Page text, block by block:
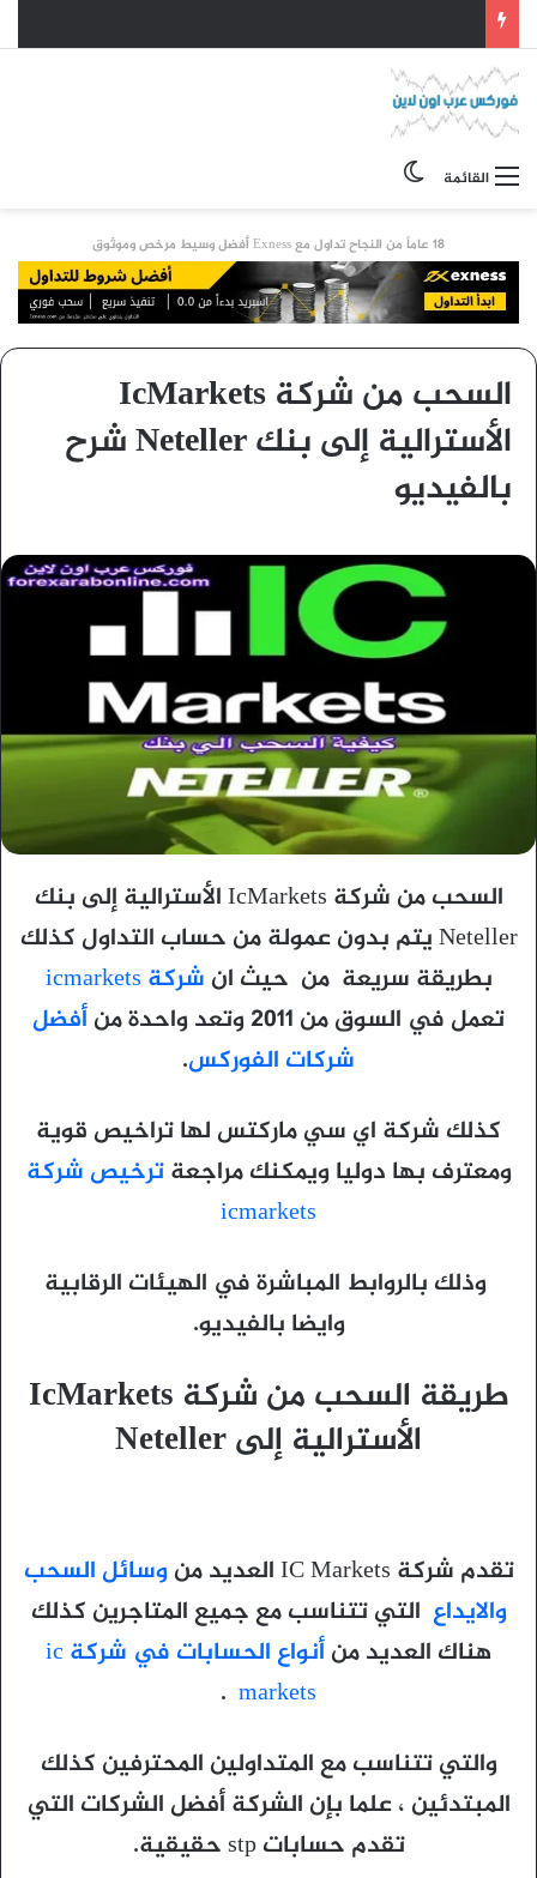
القائمة
18 عاماً من النجاح تداول مع Exness أفضل وسيط مرخص وموثوق
السحب من شركة IcMarkets
الأسترالية إلى بنك Neteller شرح
بالفيديو
السحب من شركة IcMarkets الأسترالية إلى بنك
Neteller يتم بدون عمولة من حساب التداول كذلك
بطريقة سريعة من حيث ان شركة icmarkets
تعمل في السوق من 2011 وتعد واحدة من
أفضل
شركات الفوركس.
كذلك شركة اي سي ماركتس لها تراخيص قوية
ومعترف بها دوليا ويمكنك مراجعةترخيص شركة
icmarkets
وذلك بالروابط المباشرة في الهيئات الرقابية
وايضا بالفيديو.
طريقة السحب من شركة IcMarkets
الأسترالية إلى Neteller
تقدم شركة IC Markets العديد من
وسائل السحب
والايداع التي تتناسب مع جميع المتاجرين كذلك
هناك العديد من
أنواع الحسابات في شركة ic
markets
.
والتي تتناسب مع المتداولين المحترفين كذلك
المبتدئين ، علما بإن الشركة أفضل الشركات التي
تقدم حسابات stp حقيقية.